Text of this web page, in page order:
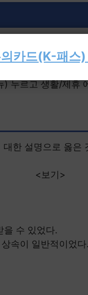
금리 적용을 위
재단에 기부금까
누르고 생활/제휴
한 설명으로 옳은
<보기>
을 수 있었다.
속이 일반적이었다.
카드(K-패스)